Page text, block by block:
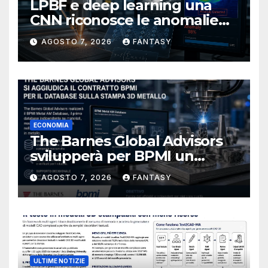
LPBF e deep learning una
CNN riconosce le anomalie
del bagno di fusione
AGOSTO 7, 2026 FANTASY
ECONOMIA
The Barnes Global Advisors
svilupperà per BPMI un
database per la stampa 3D
metallica destinata alla filiera
navale statunitense
AGOSTO 7, 2026 FANTASY
ULTIME NOTIZIE